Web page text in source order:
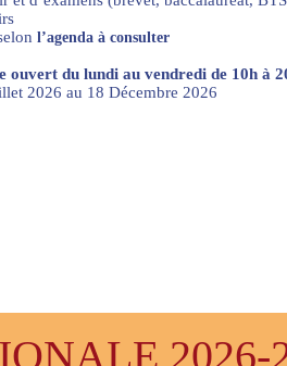
l’agenda à consulter
ouvert du lundi au vendredi de 10h à
2026 au 18 Décembre 2026
2026-